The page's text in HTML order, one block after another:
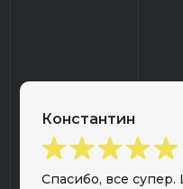
Константин
Спасибо, все